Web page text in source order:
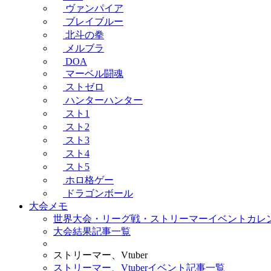
ヴァンパイア
ブレイブルー
北斗の拳
メルブラ
DOA
マーベル闘魂
ストゼロ
ハンターハンター
スト1
スト2
スト3
スト4
スト5
ホロ格ゲー
ドラゴンボール
大会メモ
世界大会・リーグ戦・ストリーマーイベントカレ
大会結果記事一覧
ストリーマー、Vtuber
ストリーマー、Vtuberイベント記事一覧